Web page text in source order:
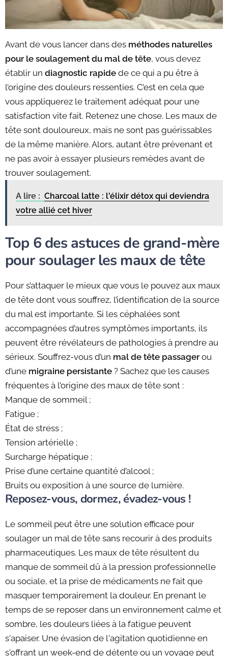
Avant de vous lancer dans des méthodes naturelles
pour le soulagement du mal de tête, vous devez
établir un diagnostic rapide de ce qui a pu être à
l’origine des douleurs ressenties. C’est en cela que
vous appliquerez le traitement adéquat pour une
satisfaction vite fait. Retenez une chose. Les maux de
tête sont douloureux, mais ne sont pas guérissables
de la même manière. Alors, autant être prévenant et
ne pas avoir à essayer plusieurs remèdes avant de
trouver soulagement.
A lire : Charcoal latte : l'élixir détox qui deviendra
votre allié cet hiver
Top 6 des astuces de grand-mère
pour soulager les maux de tête
Pour s’attaquer le mieux que vous le pouvez aux maux
de tête dont vous souffrez, l’identification de la source
du mal est importante. Si les céphalées sont
accompagnées d’autres symptômes importants, ils
peuvent être révélateurs de pathologies à prendre au
sérieux. Souffrez-vous d’un mal de tête passagerou
d’une migraine persistante ? Sachez que les causes
fréquentes à l’origine des maux de tête sont :
Manque de sommeil ;
Fatigue ;
État de stress ;
Tension artérielle ;
Surcharge hépatique ;
Prise d’une certaine quantité d’alcool ;
Bruits ou exposition à une source de lumière.
Reposez-vous, dormez, évadez-vous !
Le sommeil peut être une solution efficace pour
soulager un mal de tête sans recourir à des produits
pharmaceutiques. Les maux de tête résultent du
manque de sommeil dû à la pression professionnelle
ou sociale, et la prise de médicaments ne fait que
masquer temporairement la douleur. En prenant le
temps de se reposer dans un environnement calme et
sombre, les douleurs liées à la fatigue peuvent
s'apaiser. Une évasion de l'agitation quotidienne en
s'offrant un week-end de détente ou un voyage peut